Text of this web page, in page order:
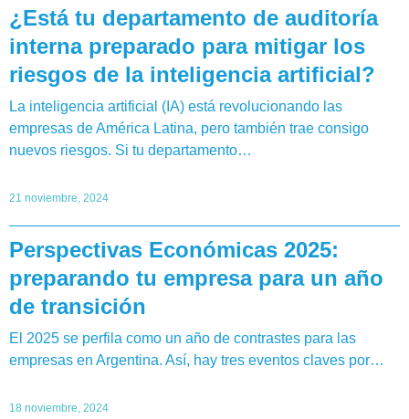
¿Está tu departamento de auditoría
interna preparado para mitigar los
riesgos de la inteligencia artificial?
La inteligencia artificial (IA) está revolucionando las
empresas de América Latina, pero también trae consigo
nuevos riesgos. Si tu departamento…
21 noviembre, 2024
Perspectivas Económicas 2025:
preparando tu empresa para un año
de transición
El 2025 se perfila como un año de contrastes para las
empresas en Argentina. Así, hay tres eventos claves por…
18 noviembre, 2024